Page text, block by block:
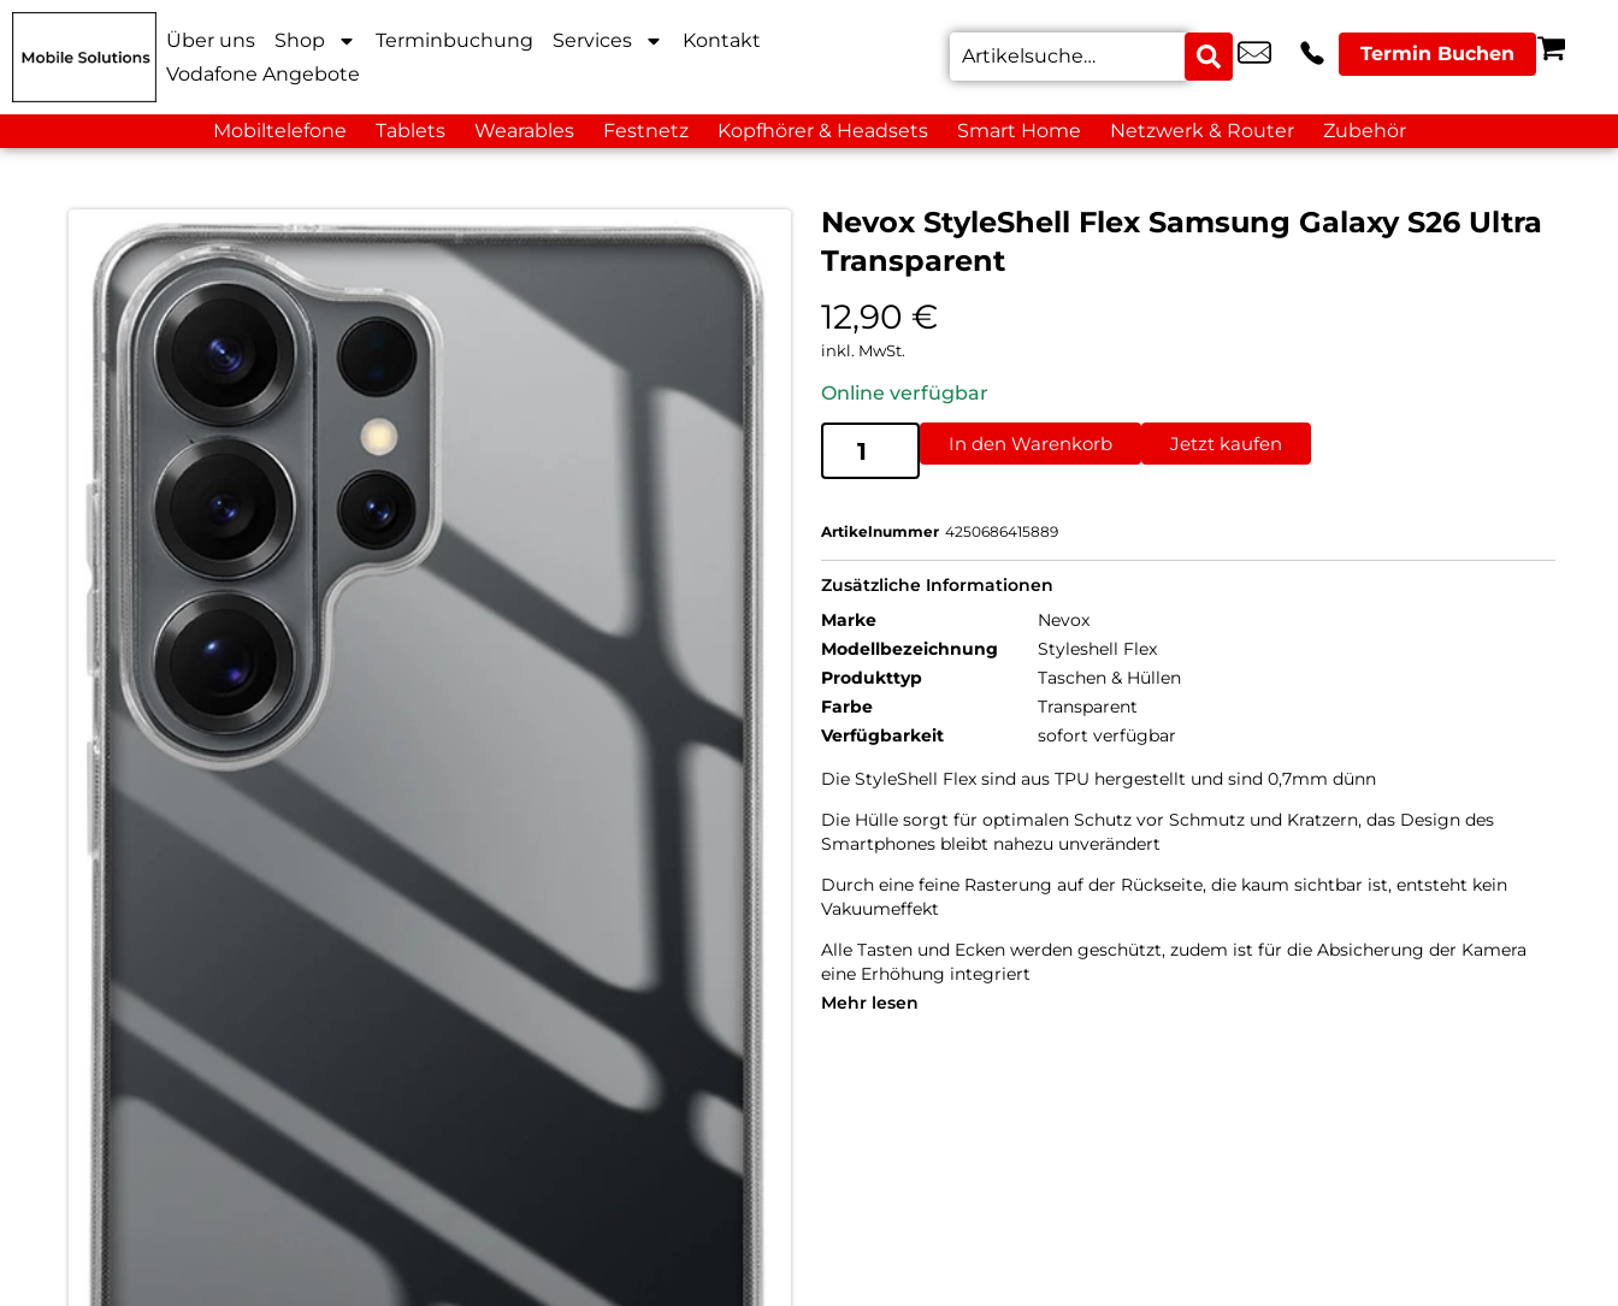
Über uns Shop Terminbuchung Services
Kontakt
Vodafone Angebote
Termin Buchen
Mobiltelefone Tablets Wearables Festnetz Kopfhörer & Headsets Smart Home Netzwerk & Router Zubehör
Nevox StyleShell Flex Samsung Galaxy S26 Ultra
Transparent
12,90 €
inkl. MwSt.
Online verfügbar
In den Warenkorb Jetzt kaufen
Artikelnummer 4250686415889
Zusätzliche Informationen
Marke
Nevox
Modellbezeichnung
Styleshell Flex
Produkttyp
Taschen & Hüllen
Farbe
Transparent
Verfügbarkeit
sofort verfügbar
Die StyleShell Flex sind aus TPU hergestellt und sind 0,7mm dünn
Die Hülle sorgt für optimalen Schutz vor Schmutz und Kratzern, das Design des
Smartphones bleibt nahezu unverändert
Durch eine feine Rasterung auf der Rückseite, die kaum sichtbar ist, entsteht kein
Vakuumeffekt
Alle Tasten und Ecken werden geschützt, zudem ist für die Absicherung der Kamera
eine Erhöhung integriert
Mehr lesen